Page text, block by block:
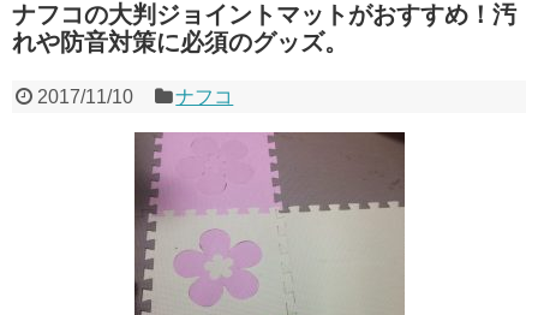
ナフコの大判ジョイントマットがおすすめ！汚
れや防音対策に必須のグッズ。
2017/11/10 ナフコ